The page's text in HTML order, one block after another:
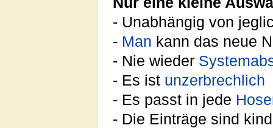
- Unabhängig von
- Man kann das neue
- Nie wieder
- Es ist unzerbrechlich
- Es passt in jede
- Die Einträge sind